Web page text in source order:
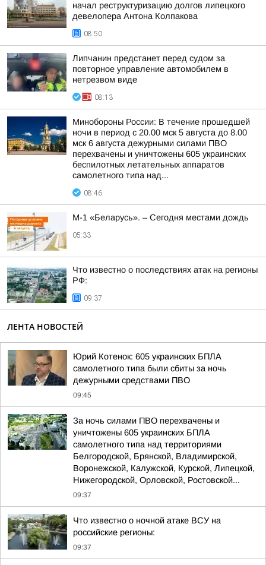
начал реструктуризацию долгов липецкого
девелопера Антона Колпакова
08:50
Липчанин предстанет перед судом за
повторное управление автомобилем в
нетрезвом виде
08:13
Минобороны России: В течение прошедшей
ночи в период с 20.00 мск 5 августа до 8.00
мск 6 августа дежурными силами ПВО
перехвачены и уничтожены 605 украинских
беспилотных летательных аппаратов
самолетного типа над...
08:46
М-1 «Беларусь». – Сегодня местами дождь
05:33
Что известно о последствиях атак на регионы
РФ:
09:37
ЛЕНТА НОВОСТЕЙ
Юрий Котенок: 605 украинских БПЛА
самолетного типа были сбиты за ночь
дежурными средствами ПВО
09:45
За ночь силами ПВО перехвачены и
уничтожены 605 украинских БПЛА
самолетного типа над территориями
Белгородской, Брянской, Владимирской,
Воронежской, Калужской, Курской, Липецкой,
Нижегородской, Орловской, Ростовской...
09:37
Что известно о ночной атаке ВСУ на
российские регионы:
09:37